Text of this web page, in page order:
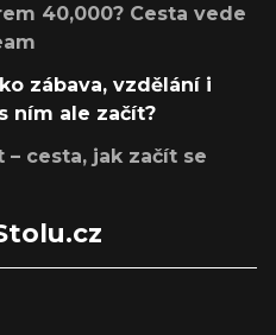
40,000? Cesta vede
zábava, vzdělání i
ním ale začít?
cesta, jak začít se